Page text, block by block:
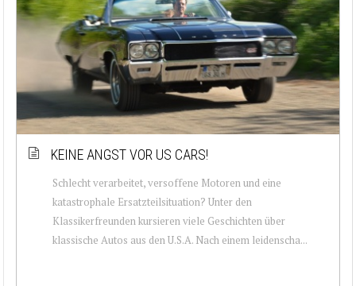
KEINE ANGST VOR US CARS!
Schlecht verarbeitet, versoffene Motoren und eine
katastrophale Ersatzteilsituation? Unter den
Klassikerfreunden kursieren viele Geschichten über
klassische Autos aus den U.S.A. Nach einem leidenscha...